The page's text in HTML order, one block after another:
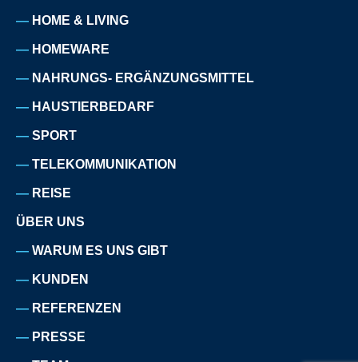
HOME & LIVING
HOMEWARE
NAHRUNGS- ERGÄNZUNGSMITTEL
HAUSTIERBEDARF
SPORT
TELEKOMMUNIKATION
REISE
ÜBER UNS
WARUM ES UNS GIBT
KUNDEN
REFERENZEN
PRESSE